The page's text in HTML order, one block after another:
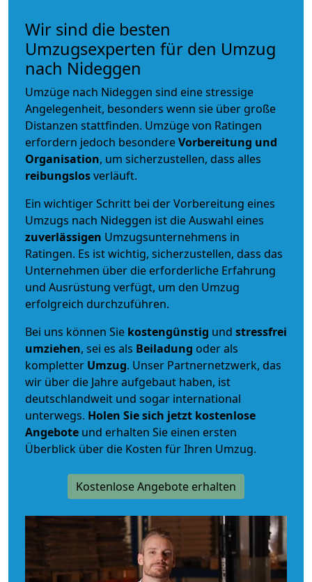
Wir sind die besten
Umzugsexperten für den Umzug
nach Nideggen
Umzüge nach Nideggen sind eine stressige
Angelegenheit, besonders wenn sie über große
Distanzen stattfinden. Umzüge von Ratingen
erfordern jedoch besondereVorbereitung und
Organisation, um sicherzustellen, dass alles
reibungslosverläuft.
Ein wichtiger Schritt bei der Vorbereitung eines
Umzugs nach Nideggen ist die Auswahl eines
zuverlässigen Umzugsunternehmens in
Ratingen. Es ist wichtig, sicherzustellen, dass das
Unternehmen über die erforderliche Erfahrung
und Ausrüstung verfügt, um den Umzug
erfolgreich durchzuführen.
Bei uns können Sie kostengünstig und stressfrei
umziehen, sei es als Beiladung oder als
kompletter Umzug. Unser Partnernetzwerk, das
wir über die Jahre aufgebaut haben, ist
deutschlandweit und sogar international
unterwegs. Holen Sie sich jetzt kostenlose
Angebote und erhalten Sie einen ersten
Überblick über die Kosten für Ihren Umzug.
Kostenlose Angebote erhalten